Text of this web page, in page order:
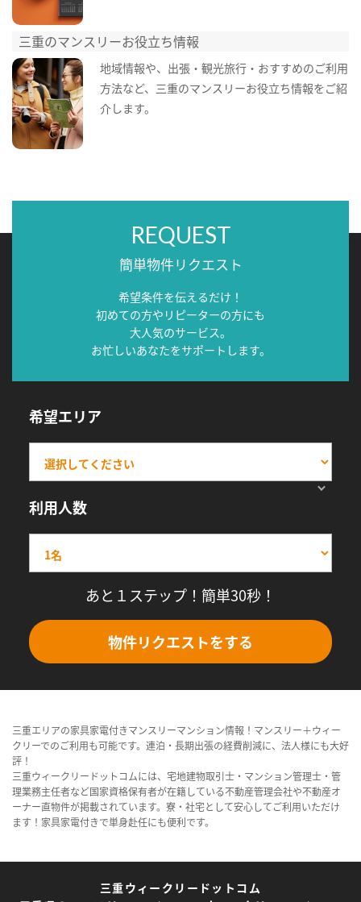
三重のマンスリーお役立ち情報
地域情報や、出張・観光旅行・おすすめのご利用
方法など、三重のマンスリーお役立ち情報をご紹
介します。
REQUEST
簡単物件リクエスト
希望条件を伝えるだけ！
初めての方やリピーターの方にも
大人気のサービス。
お忙しいあなたをサポートします。
希望エリア
利用人数
あと１ステップ！簡単30秒！
物件リクエストをする
三重エリアの家具家電付きマンスリーマンション情報！マンスリー＋ウィー
クリーでのご利用も可能です。連泊・長期出張の経費削減に、法人様にも大好
評！
三重ウィークリードットコムには、宅地建物取引士・マンション管理士・管
理業務主任者など国家資格保有者が在籍している不動産管理会社や不動産オ
ーナー直物件が掲載されています。寮・社宅として安心してご利用いただけ
ます！家具家電付きで単身赴任にも便利です。
三重ウィークリードットコム